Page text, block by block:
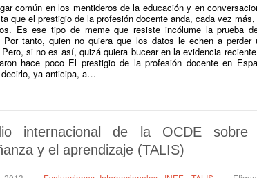
común en los mentideros de la educación y en
que el prestigio de la profesión docente anda, cada vez más,
Es ese tipo de meme que resiste incólume la prueba
Por tanto, quien no quiera que los datos le echen a perder
si no es así, quizá quiera bucear en la evidencia
hace poco El prestigio de la profesión docente en
ya anticipa, a…
internacional de la OCDE sobre
y el aprendizaje (TALIS)